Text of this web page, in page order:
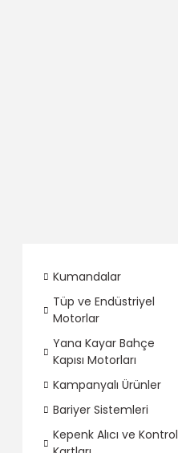
Kumandalar
Tüp ve Endüstriyel
Motorlar
Yana Kayar Bahçe
Kapısı Motorları
Kampanyalı Ürünler
Bariyer Sistemleri
Kepenk Alıcı ve Kontrol